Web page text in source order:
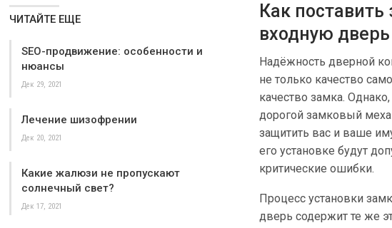
ЧИТАЙТЕ ЕЩЕ
SEO-продвижение: особенности и
нюансы
Дек 29, 2021
Лечение шизофрении
Дек 20, 2021
Какие жалюзи не пропускают
солнечный свет?
Дек 17, 2021
Как поставить
входную дверь
Надёжность дверной
не только качество
качество замка.
дорогой замковый
защитить вас и ваше
его установке будут
критические ошибки.
Процесс установки
дверь содержит те же